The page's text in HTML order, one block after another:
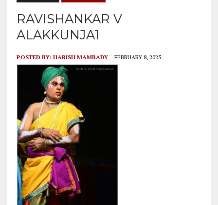
RAVISHANKAR V
ALAKKUNJA1
POSTED BY: HARISH MAMBADY FEBRUARY 8, 2025